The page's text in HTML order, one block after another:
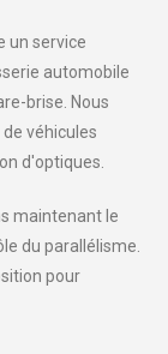
un service
automobile
brise. Nous
véhicules
d'optiques.
maintenant le
du parallélisme.
pour